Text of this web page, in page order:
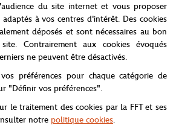
du site internet et vous proposer
à vos centres d'intérêt. Des cookies
déposés et sont nécessaires au bon
Contrairement aux cookies évoqués
ne peuvent être désactivés.
préférences pour chaque catégorie de
"Définir vos préférences".
le traitement des cookies par la FFT et ses
notre politique cookies.